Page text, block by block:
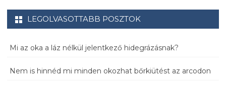
LEGOLVASOTTABB POSZTOK
Mi az oka a láz nélkül jelentkező hidegrázásnak?
Nem is hinnéd mi minden okozhat bőrkiütést az arcodon